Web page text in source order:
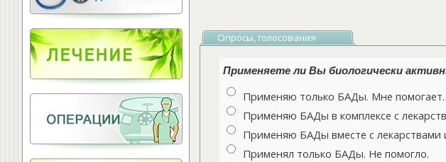
Витамины для
позвоночника
Опросы, голосования
Применяете ли Вы биологически
Применяю только БАДы. Мне помогает.
Применяю БАДы в комплексе с
Применяю БАДы вместе с лекарствами
Применял только БАДы. Не помогло.